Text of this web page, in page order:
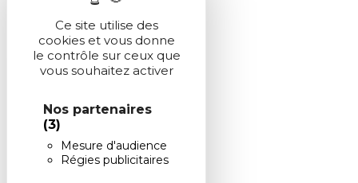
Ce site utilise des
cookies et vous donne
le contrôle sur ceux que
vous souhaitez activer
Nos partenaires
(3)
Mesure d'audience
Régies publicitaires